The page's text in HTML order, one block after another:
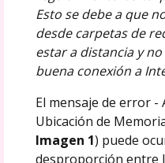
Esto se debe a que
desde carpetas de
estar a distancia y
buena conexión a
El mensaje de error -
Ubicación de
Imagen 1) puede
desproporción entre